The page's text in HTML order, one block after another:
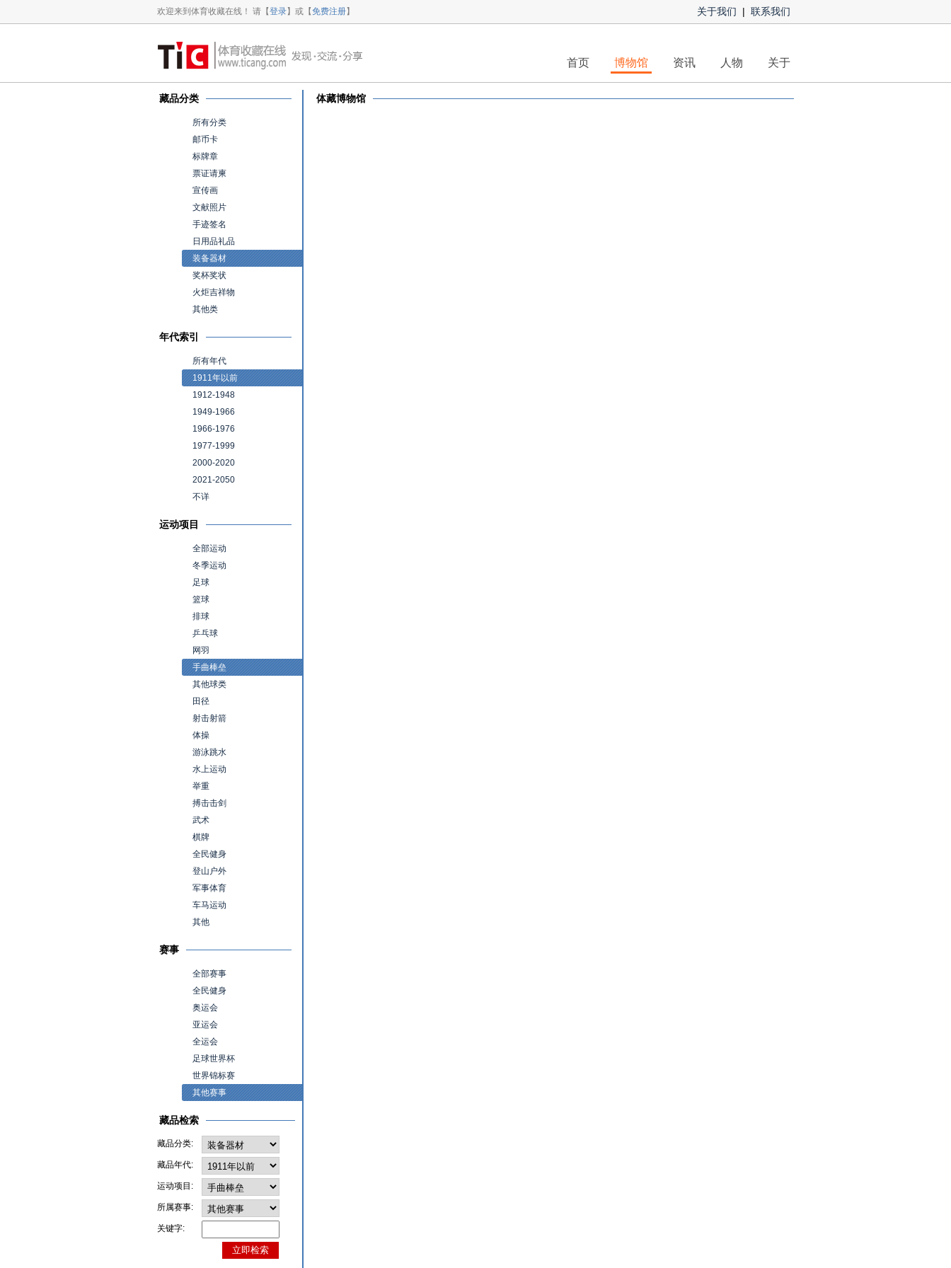
欢迎来到体育收藏在线！ 请【登录】或【免费注册】 关于我们 | 联系我们
首页 博物馆 资讯 人物 关于
藏品分类
所有分类
邮币卡
标牌章
票证请柬
宣传画
文献照片
手迹签名
日用品礼品
装备器材
奖杯奖状
火炬吉祥物
其他类
年代索引
所有年代
1911年以前
1912-1948
1949-1966
1966-1976
1977-1999
2000-2020
2021-2050
不详
运动项目
全部运动
冬季运动
足球
篮球
排球
乒乓球
网羽
手曲棒垒
其他球类
田径
射击射箭
体操
游泳跳水
水上运动
举重
搏击击剑
武术
棋牌
全民健身
登山户外
军事体育
车马运动
其他
赛事
全部赛事
全民健身
奥运会
亚运会
全运会
足球世界杯
世界锦标赛
其他赛事
藏品检索
藏品分类:
藏品年代:
运动项目:
所属赛事:
关键字:
体藏博物馆